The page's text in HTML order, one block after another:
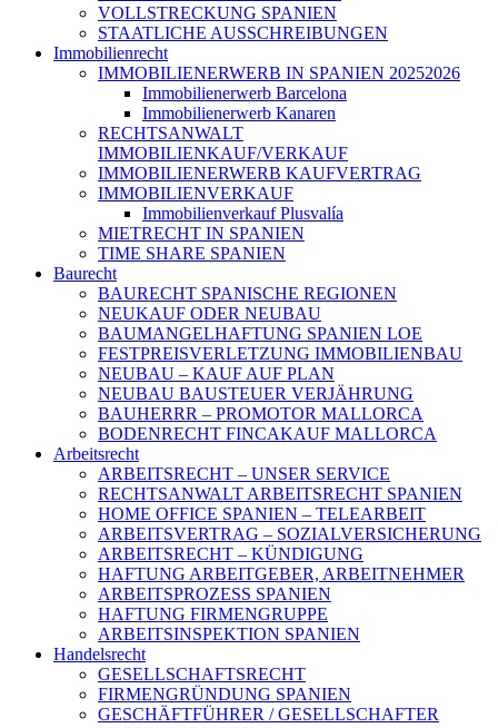
VOLLSTRECKUNG SPANIEN
STAATLICHE AUSSCHREIBUNGEN
Immobilienrecht
IMMOBILIENERWERB IN SPANIEN 20252026
Immobilienerwerb Barcelona
Immobilienerwerb Kanaren
RECHTSANWALT
IMMOBILIENKAUF/VERKAUF
IMMOBILIENERWERB KAUFVERTRAG
IMMOBILIENVERKAUF
Immobilienverkauf Plusvalía
MIETRECHT IN SPANIEN
TIME SHARE SPANIEN
Baurecht
BAURECHT SPANISCHE REGIONEN
NEUKAUF ODER NEUBAU
BAUMANGELHAFTUNG SPANIEN LOE
FESTPREISVERLETZUNG IMMOBILIENBAU
NEUBAU – KAUF AUF PLAN
NEUBAU BAUSTEUER VERJÄHRUNG
BAUHERRR – PROMOTOR MALLORCA
BODENRECHT FINCAKAUF MALLORCA
Arbeitsrecht
ARBEITSRECHT – UNSER SERVICE
RECHTSANWALT ARBEITSRECHT SPANIEN
HOME OFFICE SPANIEN – TELEARBEIT
ARBEITSVERTRAG – SOZIALVERSICHERUNG
ARBEITSRECHT – KÜNDIGUNG
HAFTUNG ARBEITGEBER, ARBEITNEHMER
ARBEITSPROZESS SPANIEN
HAFTUNG FIRMENGRUPPE
ARBEITSINSPEKTION SPANIEN
Handelsrecht
GESELLSCHAFTSRECHT
FIRMENGRÜNDUNG SPANIEN
GESCHÄFTFÜHRER / GESELLSCHAFTER